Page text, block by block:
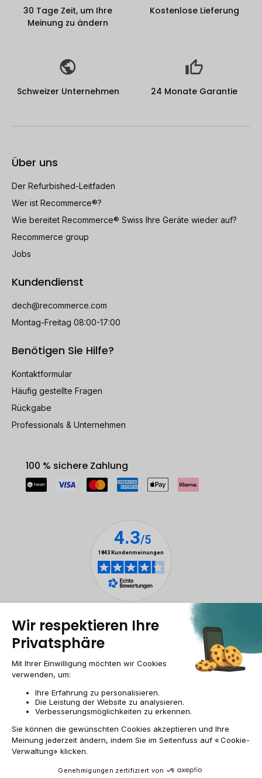
30 Tage Zeit, um Ihre
Meinung zu ändern
Kostenlose Lieferung
Schweizer Unternehmen 24 Monate Garantie
Über uns
Der Refurbished-Leitfaden
Wer ist Recommerce®?
Wie bereitet Recommerce® Swiss Ihre Geräte wieder auf?
Recommerce group
Jobs
Kundendienst
dech@recommerce.com
Montag-Freitag 08:00-17:00
Benötigen Sie Hilfe?
Kontaktformular
Häufig gestellte Fragen
Rückgabe
Professionals & Unternehmen
100 % sichere Zahlung
Rechtliche Hinweise
Cookie-Verwaltung
Allgemeine Geschäftsbedingungen
Personenbezogener daten
Webseite der Recommerce Group
CH-DE | CHF
© 2009-2026 RECOMMERCE - Alle Rechte vorbehalten.